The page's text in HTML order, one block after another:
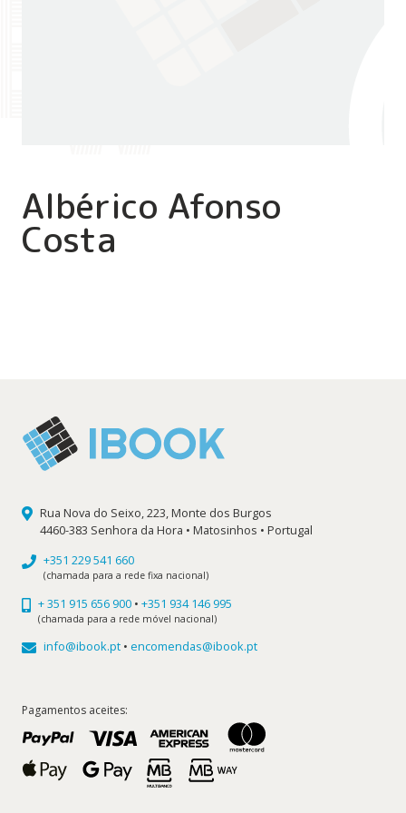
Albérico Afonso
Costa
Rua Nova do Seixo, 223, Monte dos Burgos
4460-383 Senhora da Hora • Matosinhos • Portugal
+351 229 541 660
(chamada para a rede fixa nacional)
+ 351 915 656 900 • +351 934 146 995
(chamada para a rede móvel nacional)
info@ibook.pt • encomendas@ibook.pt
Pagamentos aceites: